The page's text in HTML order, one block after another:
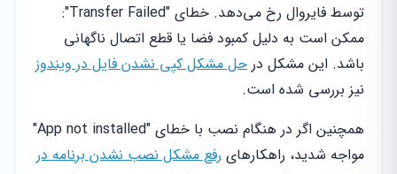
توسط فایروال رخ می‌دهد. خطای "Transfer Failed":
ممکن است به دلیل کمبود فضا یا قطع اتصال ناگهانی
باشد. این مشکل در حل مشکل کپی نشدن فایل در ویندوز
نیز بررسی شده است.
همچنین اگر در هنگام نصب با خطای "App not installed"
مواجه شدید، راهکارهای رفع مشکل نصب نشدن برنامه در